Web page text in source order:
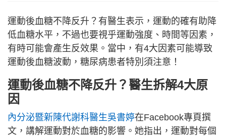
運動後血糖不降反升？有醫生表示，運動的確有助降
低血糖水平，不過也要視乎運動強度、時間等因素，
有時可能會產生反效果。當中，有4大因素可能導致
運動後血糖波動，糖尿病患者特別須注意！
運動後血糖不降反升？醫生拆解4大原
因
內分泌暨新陳代謝科醫生吳書婷在Facebook專頁撰
文，講解運動對於血糖的影響。她指出，運動對每個